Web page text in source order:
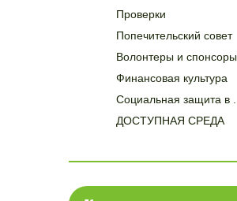
Проверки
Попечительский совет
Волонтеры и спонсоры
Финансовая культура
Социальная защита в ...
ДОСТУПНАЯ СРЕДА